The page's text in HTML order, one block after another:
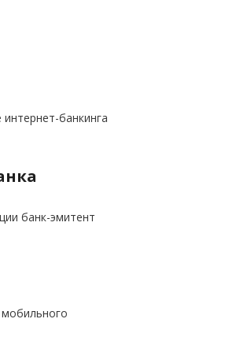
банкинга
банк-эмитент